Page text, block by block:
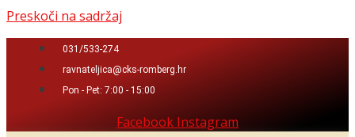
Preskoči na sadržaj
031/533-274
ravnateljica@cks-romberg.hr
Pon - Pet: 7:00 - 15:00
Facebook Instagram